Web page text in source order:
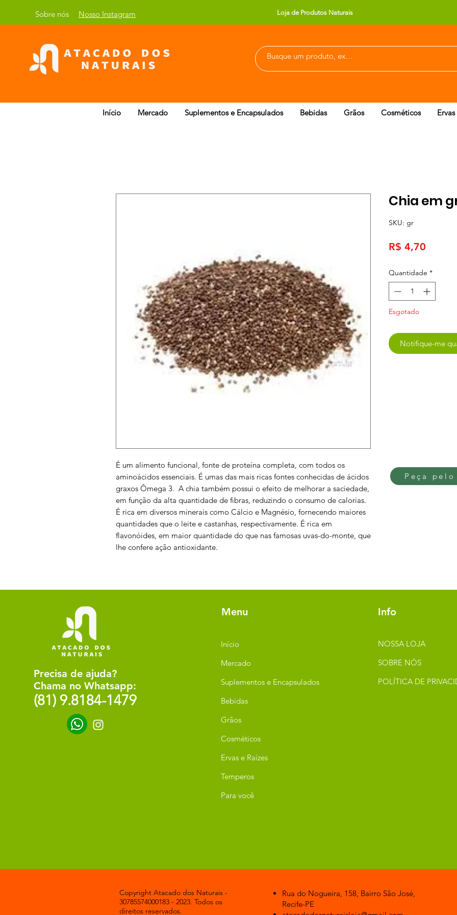
Sobre nós Nosso Instagram Loja de Produtos Naturais
Início Mercado Suplementos e Encapsulados Bebidas Grãos Cosméticos
É um alimento funcional, fonte de proteína completa, com todos os
aminoácidos essenciais. É umas das mais ricas fontes conhecidas de ácidos
graxos Ômega 3. A chia também possui o efeito de melhorar a saciedade,
em função da alta quantidade de fibras, reduzindo o consumo de calorias.
É rica em diversos minerais como Cálcio e Magnésio, fornecendo maiores
quantidades que o leite e castanhas, respectivamente. É rica em
flavonóides, em maior quantidade do que nas famosas uvas-do-monte, que
lhe confere ação antioxidante.
Chia em
SKU: gr
R$ 4,70
Quantidade *
Esgotado
Notifique-me
Peça pelo
Precisa de ajuda?
Chama no Whatsapp:
(81) 9.8184-1479
Menu
Início
Mercado
Suplementos e Encapsulados
Bebidas
Grãos
Cosméticos
Ervas e Raízes
Temperos
Para você
Info
NOSSA LOJA
SOBRE NÓS
POLÍTICA DE
Copyright Atacado dos Naturais -
30785574000183 - 2023. Todos os
direitos reservados.
Rua do Nogueira, 158, Bairro São José,
Recife-PE